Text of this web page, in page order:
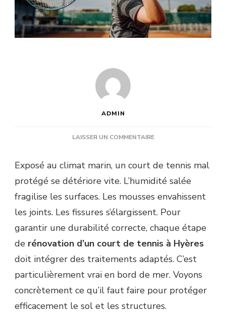
ADMIN
LAISSER UN COMMENTAIRESUR
SPÉCIFIQUES
APPLIQUER
DE
LA
D’UN
COURT
TENNIS
À
SOUMIS
À
Exposé au climat marin, un court de tennis mal
protégé se détériore vite. L’humidité salée
fragilise les surfaces. Les mousses envahissent
les joints. Les fissures s’élargissent. Pour
garantir une durabilité correcte, chaque étape
de rénovation d’un court de tennis à Hyères
doit intégrer des traitements adaptés. C’est
particulièrement vrai en bord de mer. Voyons
concrètement ce qu’il faut faire pour protéger
efficacement le sol et les structures.